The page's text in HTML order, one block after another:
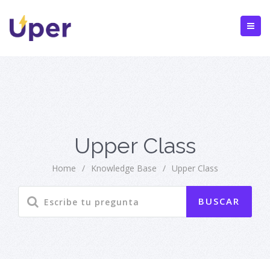
Upper Class
Home / Knowledge Base / Upper Class